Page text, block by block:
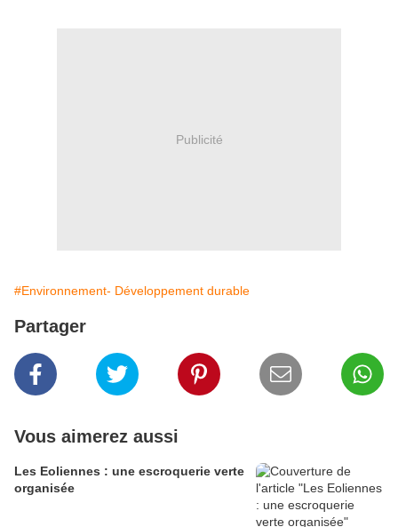
Publicité
#Environnement- Développement durable
Partager
Vous aimerez aussi
Les Eoliennes : une escroquerie verte
organisée